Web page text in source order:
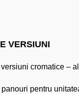
VERSIUNI
cromatice –
pentru